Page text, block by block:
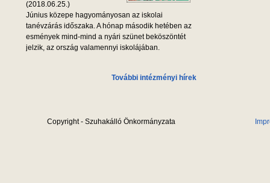
(2018.06.25.)
Június közepe hagyományosan az iskolai
tanévzárás időszaka. A hónap második hetében az
esmények mind-mind a nyári szünet beköszöntét
jelzik, az ország valamennyi iskolájában.
További intézményi hírek
Copyright - Szuhakálló Önkormányzata